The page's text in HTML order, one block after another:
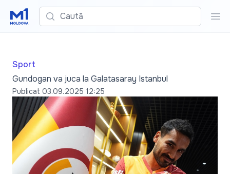
Caută
Sport
Gundogan va juca la Galatasaray Istanbul
Publicat 03.09.2025 12:25